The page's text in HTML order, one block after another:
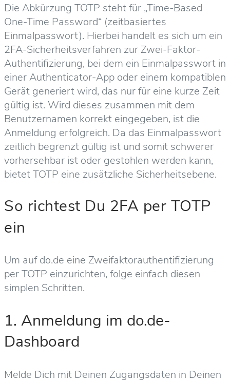
Die Abkürzung TOTP steht für „Time-Based
One-Time Password“ (zeitbasiertes
Einmalpasswort). Hierbei handelt es sich um ein
2FA-Sicherheitsverfahren zur Zwei-Faktor-
Authentifizierung, bei dem ein Einmalpasswort in
einer Authenticator-App oder einem kompatiblen
Gerät generiert wird, das nur für eine kurze Zeit
gültig ist. Wird dieses zusammen mit dem
Benutzernamen korrekt eingegeben, ist die
Anmeldung erfolgreich. Da das Einmalpasswort
zeitlich begrenzt gültig ist und somit schwerer
vorhersehbar ist oder gestohlen werden kann,
bietet TOTP eine zusätzliche Sicherheitsebene.
So richtest Du 2FA per TOTP
ein
Um auf do.de eine Zweifaktorauthentifizierung
per TOTP einzurichten, folge einfach diesen
simplen Schritten.
1. Anmeldung im do.de-
Dashboard
Melde Dich mit Deinen Zugangsdaten in Deinen